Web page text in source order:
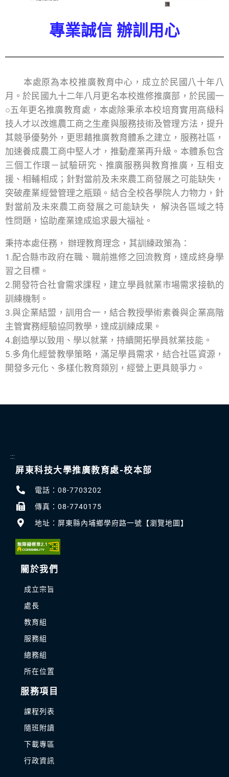
專業誠信 辦訓用心
本處原為本校推廣教育中心，成立於民國八十年八
月。於民國九十二年八月更名本校進修推廣部，於民國一
○五年更名推廣教育處，本處除秉承本校培育實用高級科
技人才以改進農工商之生產與服務技術及管理方法，提升
其競爭優勢外，更思藉推廣教育體系之建立，服務社區，
加速養成農工商中堅人才，推動產業再升級。本體系包含
三個工作環－試驗研究、推廣服務與教育推廣，互相支
援、相輔相成；針對當前及未來農工商發展之可能缺失，
突破產業經營管理之瓶頸。結合全校各學院人力物力，針
對當前及未來農工商發展之可能缺失，
解決各區域之特
性問題，協助產業達成追求最大福祉。
秉持本處任務， 辦理教育理念，其訓練政策為：
1.配合縣市政府在職、職前進修之回流教育，達成終身學
習之目標。
2.開發符合社會需求課程，建立學員就業市場需求接軌的
訓練機制。
3.與企業結盟，訓用合一，結合教授學術素養與企業高階
主管實務經驗協同教學，達成訓練成果。
4.創造學以致用、學以就業，持續開拓學員就業技能。
5.多角化經營教學策略，滿足學員需求，結合社區資源，
開發多元化、多樣化教育類別，經營上更具競爭力。
:::
屏東科技大學推廣教育處-校本部
電話：08-7703202
傳真：08-7740175
地址：屏東縣內埔鄉學府路一號【瀏覽地圖】
關於我們
成立宗旨
處長
教育組
服務組
總務組
所在位置
服務項目
課程列表
隨班附讀
下載專區
行政資訊